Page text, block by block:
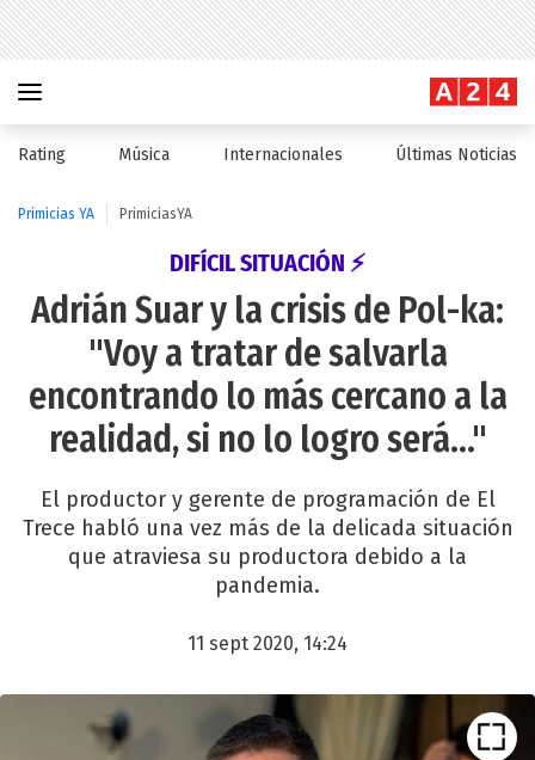
Rating Música Internacionales Últimas Noticias
Primicias YA PrimiciasYA
DIFÍCIL SITUACIÓN ⚡
Adrián Suar y la crisis de Pol-ka:
"Voy a tratar de salvarla
encontrando lo más cercano a la
realidad, si no lo logro será..."
El productor y gerente de programación de El
Trece habló una vez más de la delicada situación
que atraviesa su productora debido a la
pandemia.
11 sept 2020, 14:24